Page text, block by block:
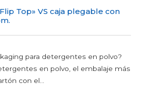
Top» VS caja plegable con
para detergentes en polvo?
en polvo, el embalaje más
con el...